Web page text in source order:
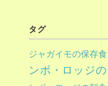
タグ
ジャガイモの保存
ンボ・ロッジ